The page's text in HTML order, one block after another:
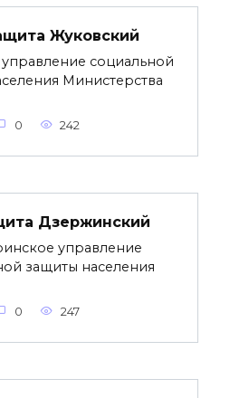
Жуковский
социальной
Министерства
0 242
Дзержинский
управление
защиты населения
0 247